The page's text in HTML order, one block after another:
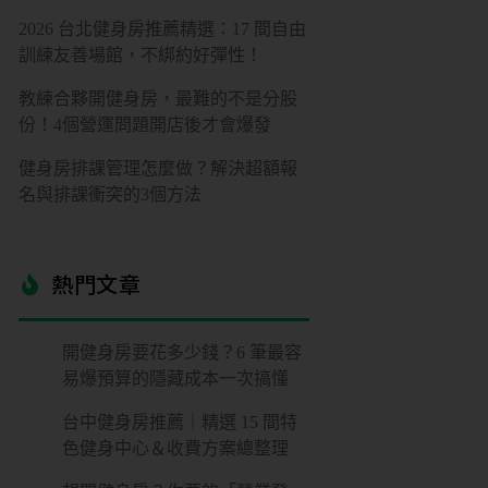
2026 台北健身房推薦精選：17 間自由
訓練友善場館，不綁約好彈性！
教練合夥開健身房，最難的不是分股
份！4個營運問題開店後才會爆發
健身房排課管理怎麼做？解決超額報
名與排課衝突的3個方法
熱門文章​
開健身房要花多少錢？6 筆最容
易爆預算的隱藏成本一次搞懂
台中健身房推薦｜精選 15 間特
色健身中心＆收費方案總整理